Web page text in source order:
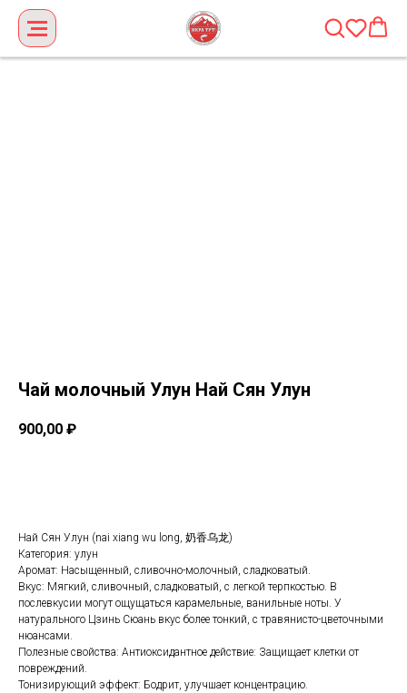
Чай молочный Улун Най Сян Улун
900,00 ₽
Най Сян Улун (nai xiang wu long, 奶香乌龙)
Категория: улун
Аромат: Насыщенный, сливочно-молочный, сладковатый.
Вкус: Мягкий, сливочный, сладковатый, с легкой терпкостью. В
послевкусии могут ощущаться карамельные, ванильные ноты. У
натурального Цзинь Сюань вкус более тонкий, с травянисто-цветочными
нюансами.
Полезные свойства: Антиоксидантное действие: Защищает клетки от
повреждений.
Тонизирующий эффект: Бодрит, улучшает концентрацию.